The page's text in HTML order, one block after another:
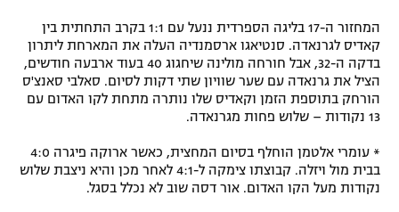
המחזור ה-17 בליגה הספרדית ננעל עם 1:1 בקרב התחתית בין
קאדיס לגרנאדה. סנטיאגו ארסמנדיה העלה את המארחת ליתרון
בדקה ה-32, אבל חורחה מולינה שיחגוג 40 בעוד ארבעה חודשים,
הציל את גרנאדה עם שער שוויון שתי דקות לסיום. סאלבי סאנצ'ס
הורחק בתוספת הזמן וקאדיס שלו נותרה מתחת לקו האדום עם
13 נקודות – שלוש פחות מגרנאדה.
* עומרי אלטמן הוחלף בסיום המחצית, כאשר ארוקה פיגרה 4:0
בבית מול ויזלה. קבוצתו צימקה ל-4:1 לאחר מכן והיא ניצבת שלוש
נקודות מעל הקו האדום. אור דסה שוב לא נכלל בסגל.